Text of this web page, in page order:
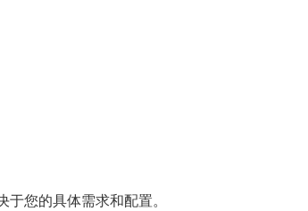
您的具体需求和配置。